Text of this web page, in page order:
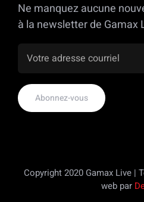
Ne manquez aucune
à la newsletter de Gamax
Copyright 2020 Gamax Live |
web par